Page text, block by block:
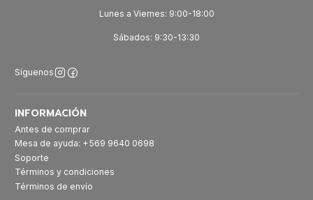
Lunes a Viernes: 9:00-18:00
Sábados: 9:30-13:30
Síguenos
INFORMACIÓN
Antes de comprar
Mesa de ayuda: +569 9640 0698
Soporte
Términos y condiciones
Términos de envío